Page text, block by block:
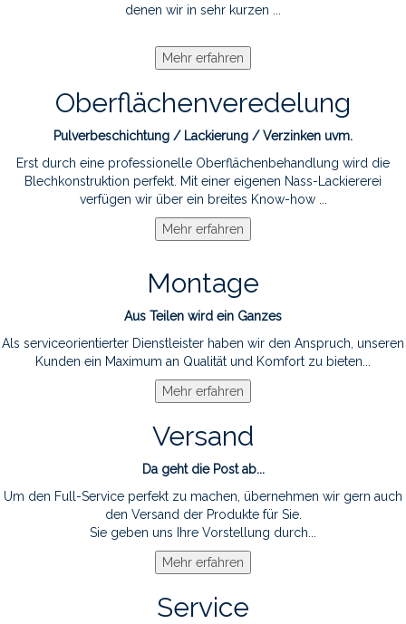
denen wir in sehr kurzen ...
Oberflächenveredelung
Pulverbeschichtung / Lackierung / Verzinken uvm.
Erst durch eine professionelle Oberflächenbehandlung wird die
Blechkonstruktion perfekt. Mit einer eigenen Nass-Lackiererei
verfügen wir über ein breites Know-how ...
Montage
Aus Teilen wird ein Ganzes
Als serviceorientierter Dienstleister haben wir den Anspruch, unseren
Kunden ein Maximum an Qualität und Komfort zu bieten...
Versand
Da geht die Post ab...
Um den Full-Service perfekt zu machen, übernehmen wir gern auch
den Versand der Produkte für Sie.
Sie geben uns Ihre Vorstellung durch...
Service